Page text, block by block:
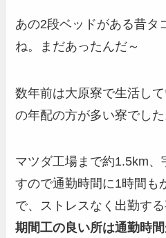
あの2段ベッドがある昔タ
ね。まだあったんだ～
数年前は大原寮で生活し
の年配の方が多い寮でした
マツダ工場まで約1.5km
すので通勤時間に1時間も
で、ストレスなく出勤する
期間工の良い所は通勤時